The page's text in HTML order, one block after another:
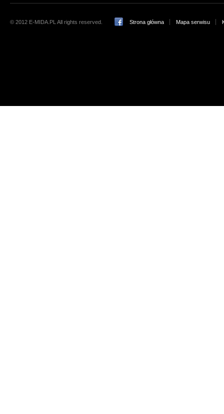
© 2012 E-MIDA.PL All rights reserved. Strona główna Mapa serwisu